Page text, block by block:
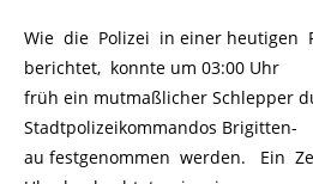
Wie die Polizei in einer heutigen
berichtet, konnte um 03:00 Uhr
früh ein mutmaßlicher Schlepper
Stadtpolizeikommandos Brigitten-
au festgenommen werden. Ein